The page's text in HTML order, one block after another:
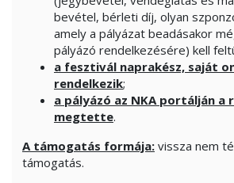
bevétel, bérleti díj, olyan
amely a pályázat beadásakor
pályázó rendelkezésére) kell
a fesztivál naprakész, saját
rendelkezik;
a pályázó az NKA portálján
megtette.
A támogatás formája: vissza nem
támogatás.